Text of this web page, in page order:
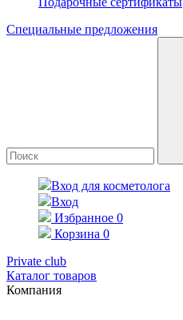
Специальные предложения
Вход для косметолога
Вход
Избранное 0
Корзина 0
Private club
Каталог товаров
Компания